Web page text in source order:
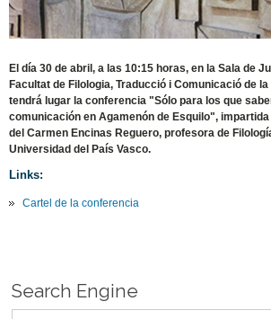
El día 30 de abril, a las 10:15 horas, en la Sala de
Facultat de Filologia, Traducció i Comunicació de
tendrá lugar la conferencia "Sólo para los que
comunicación en Agamenón de Esquilo",
del Carmen Encinas Reguero, profesora de
Universidad del País Vasco.
Links:
Cartel de la conferencia
Search Engine